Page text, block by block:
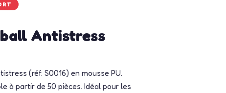
Antistress
(réf. S0016) en mousse PU.
à partir de 50 pièces. Idéal pour les